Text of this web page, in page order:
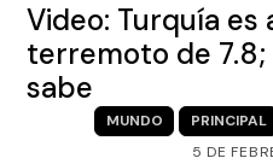
Video: Turquía es
terremoto de 7.8;
sabe
MUNDO PRINCIPAL
5 DE